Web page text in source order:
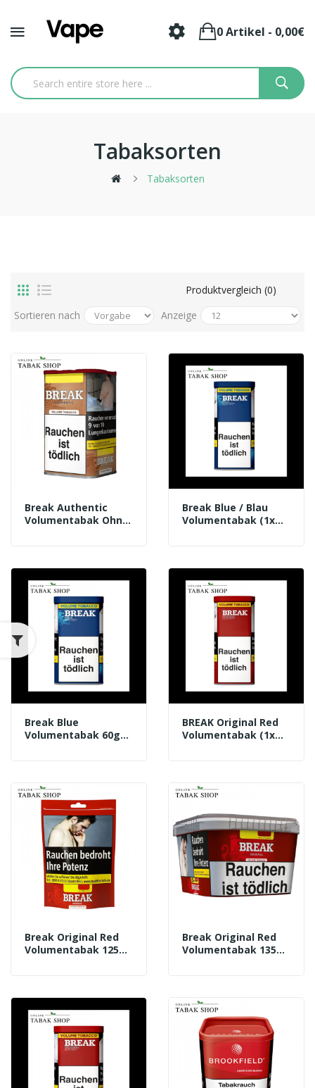
0 Artikel - 0,00€
Tabaksorten
Tabaksorten
Produktvergleich (0)
Sortieren nach
Anzeige
Break Authentic
Volumentabak Ohne
Break Blue / Blau
Volumentabak (1x
Break Blue
Volumentabak 60g
BREAK Original Red
Volumentabak (1x
Break Original Red
Volumentabak 125g
Break Original Red
Volumentabak 135g